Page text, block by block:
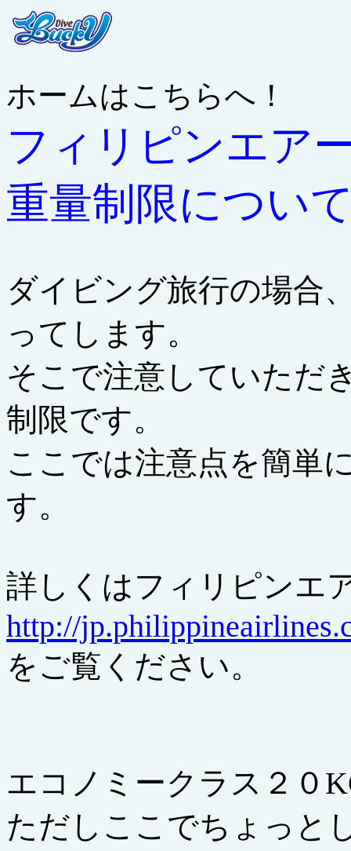
ホームはこちらへ！
フィリピンエ
重量制限につい
ダイビング旅行の場合
ってします。
そこで注意していただ
制限です。
ここでは注意点を簡単
す。
詳しくはフィリピン
http://
をご覧ください。
エコノミークラス２０
ただしここでちょっと